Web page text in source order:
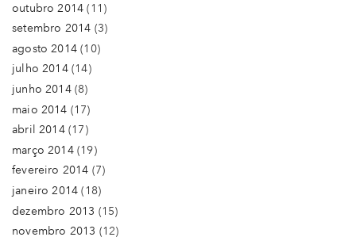
outubro 2014 (11)
setembro 2014 (3)
agosto 2014(10)
julho 2014(14)
junho 2014(8)
maio 2014 (17)
abril 2014(17)
março 2014(19)
fevereiro 2014 (7)
janeiro 2014 (18)
dezembro 2013 (15)
novembro 2013 (12)